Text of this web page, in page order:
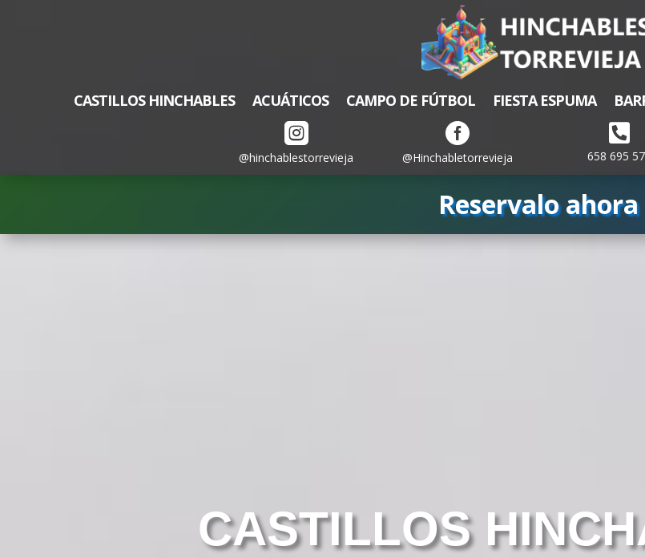
CASTILLOS HINCHABLES ACUÁTICOS CAMPO DE FÚTBOL FIESTA ESPUMA

@hinchablestorrevieja

@Hinchabletorrevieja

658 695
Reservalo ahora
CASTILLOS